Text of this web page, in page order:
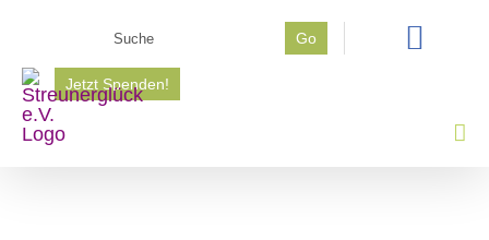
springen
Go
Jetzt Spenden!